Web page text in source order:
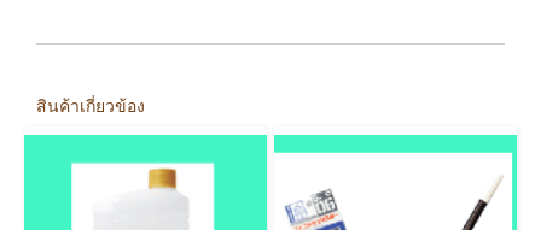
สินค้าเกี่ยวข้อง